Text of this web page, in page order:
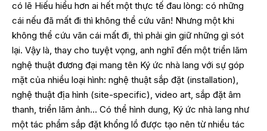
có lẽ Hiếu hiểu hơn ai hết một thực tế đau lòng: có những
cái nếu đã mất đi thì không thể cứu vãn! Nhưng một khi
không thể cứu vãn cái mất đi, thì phải gìn giữ những gì sót
lại. Vậy là, thay cho tuyệt vọng, anh nghĩ đến một triển lãm
nghệ thuật đương đại mang tên Ký ức nhà lang với sự góp
mặt của nhiều loại hình: nghệ thuật sắp đặt (installation),
nghệ thuật địa hình (site-specific), video art, sắp đặt âm
thanh, triển lãm ảnh… Có thể hình dung, Ký ức nhà lang như
một tác phẩm sắp đặt khổng lồ được tạo nên từ nhiều tác